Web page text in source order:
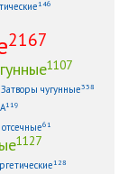
146
2167
1107
Затворы чугунные338
119
61
1127
128